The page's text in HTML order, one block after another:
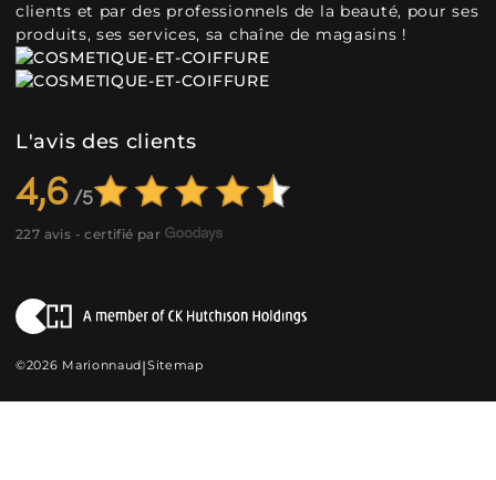
clients et par des professionnels de la beauté, pour ses
produits, ses services, sa chaîne de magasins !
L'avis des clients
4,6
227 avis - certifié par
©2026 Marionnaud|Sitemap